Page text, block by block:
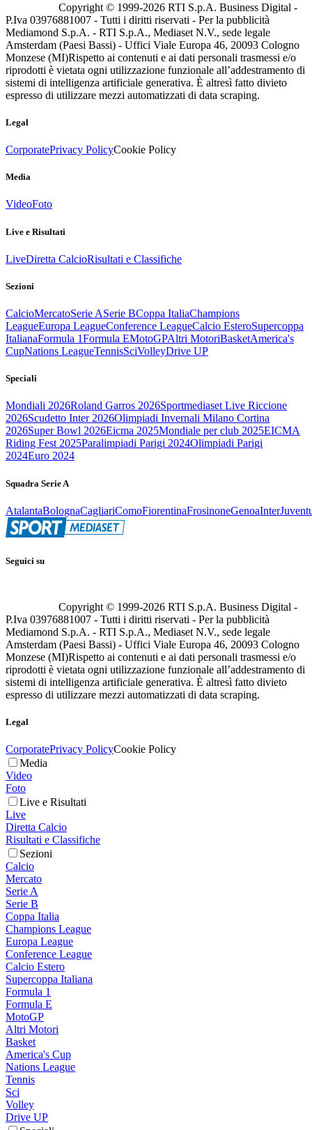
Copyright © 1999-2026 RTI S.p.A. Business Digital -
P.Iva 03976881007 - Tutti i diritti riservati - Per la pubblicità
Mediamond S.p.A. - RTI S.p.A., Mediaset N.V., sede legale
Amsterdam (Paesi Bassi) - Uffici Viale Europa 46, 20093 Cologno
Monzese (MI)Rispetto ai contenuti e ai dati personali trasmessi e/o
riprodotti è vietata ogni utilizzazione funzionale all’addestramento di
sistemi di intelligenza artificiale generativa. È altresì fatto divieto
espresso di utilizzare mezzi automatizzati di data scraping.
Legal
CorporatePrivacy PolicyCookie Policy
Media
VideoFoto
Live e Risultati
LiveDiretta CalcioRisultati e Classifiche
Sezioni
CalcioMercatoSerie ASerie BCoppa ItaliaChampions
LeagueEuropa LeagueConference LeagueCalcio EsteroSupercoppa
ItalianaFormula 1Formula EMotoGPAltri MotoriBasketAmerica's
CupNations LeagueTennisSciVolleyDrive UP
Speciali
Mondiali 2026Roland Garros 2026Sportmediaset Live Riccione
2026Scudetto Inter 2026Olimpiadi Invernali Milano Cortina
2026Super Bowl 2026Eicma 2025Mondiale per club 2025EICMA
Riding Fest 2025Paralimpiadi Parigi 2024Olimpiadi Parigi
2024Euro 2024
Squadra Serie A
AtalantaBolognaCagliariComoFiorentinaFrosinoneGenoaInter
Seguici su
Copyright © 1999-2026 RTI S.p.A. Business Digital -
P.Iva 03976881007 - Tutti i diritti riservati - Per la pubblicità
Mediamond S.p.A. - RTI S.p.A., Mediaset N.V., sede legale
Amsterdam (Paesi Bassi) - Uffici Viale Europa 46, 20093 Cologno
Monzese (MI)Rispetto ai contenuti e ai dati personali trasmessi e/o
riprodotti è vietata ogni utilizzazione funzionale all’addestramento di
sistemi di intelligenza artificiale generativa. È altresì fatto divieto
espresso di utilizzare mezzi automatizzati di data scraping.
Legal
CorporatePrivacy PolicyCookie Policy
Media
Video
Foto
Live e Risultati
Live
Diretta Calcio
Risultati e Classifiche
Sezioni
Calcio
Mercato
Serie A
Serie B
Coppa Italia
Champions League
Europa League
Conference League
Calcio Estero
Supercoppa Italiana
Formula 1
Formula E
MotoGP
Altri Motori
Basket
America's Cup
Nations League
Tennis
Sci
Volley
Drive UP